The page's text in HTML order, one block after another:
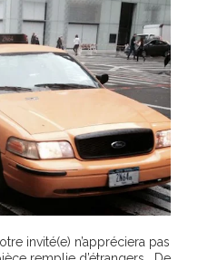
invité(e) n’appréciera pas